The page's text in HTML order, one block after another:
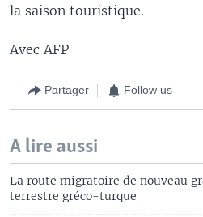
la saison touristique.
Avec AFP
Partager Follow us
A lire aussi
La route migratoire de nouveau
terrestre gréco-turque